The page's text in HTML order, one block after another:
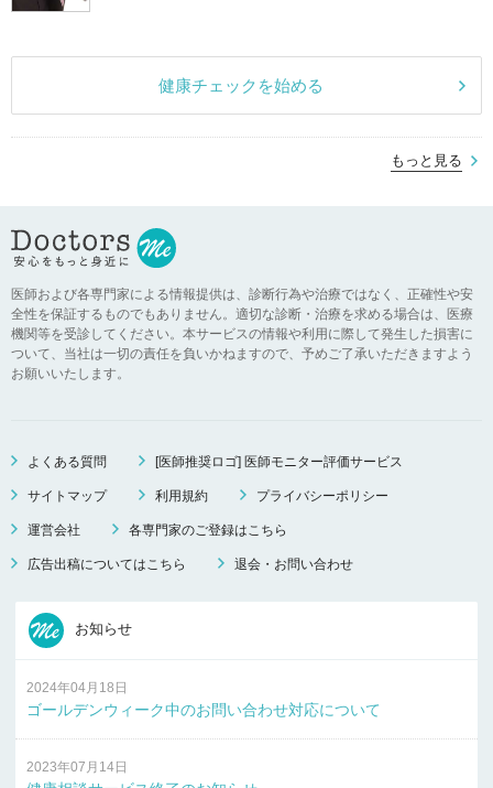
健康チェックを始める
もっと見る
医師および各専門家による情報提供は、診断行為や治療ではなく、正確性や安
全性を保証するものでもありません。適切な診断・治療を求める場合は、医療
機関等を受診してください。本サービスの情報や利用に際して発生した損害に
ついて、当社は一切の責任を負いかねますので、予めご了承いただきますよう
お願いいたします。
よくある質問 [医師推奨ロゴ] 医師モニター評価サービス
サイトマップ 利用規約 プライバシーポリシー
運営会社 各専門家のご登録はこちら
広告出稿についてはこちら 退会・お問い合わせ
お知らせ
2024年04月18日
ゴールデンウィーク中のお問い合わせ対応について
2023年07月14日